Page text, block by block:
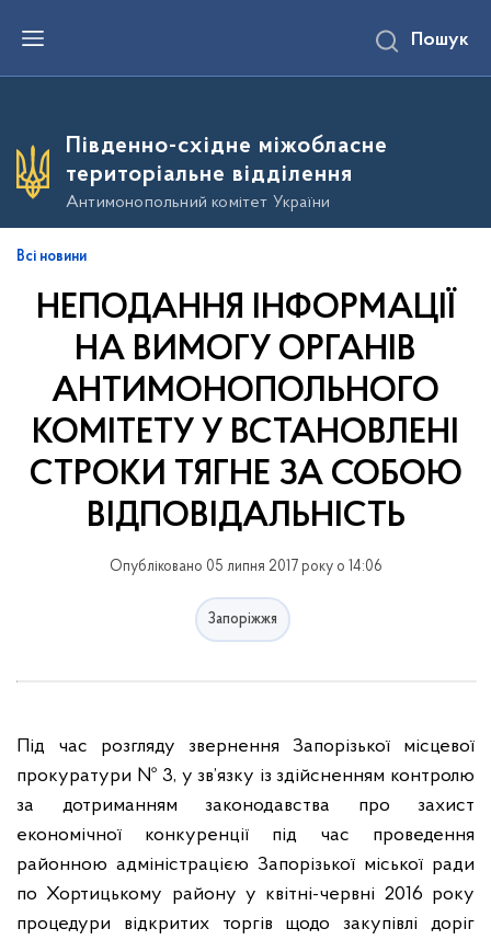
е
о
о
в
Пошук
Південно-східне міжобласне
територіальне відділення
Антимонопольний комітет України
Всі новини
НЕПОДАННЯ ІНФОРМАЦІЇ
НА ВИМОГУ ОРГАНІВ
АНТИМОНОПОЛЬНОГО
КОМІТЕТУ У ВСТАНОВЛЕНІ
СТРОКИ ТЯГНЕ ЗА СОБОЮ
ВІДПОВІДАЛЬНІСТЬ
Опубліковано 05 липня 2017 року о 14:06
Запоріжжя
Під час
розгляду звернення Запорізької місцевої
прокуратури № 3, у зв’язку із здійсненням контролю
за дотриманням законодавства про захист
економічної конкуренції під час проведення
районною адміністрацією Запорізької міської ради
по Хортицькому району у квітні-червні 2016 року
процедури відкритих торгів щодо закупівлі доріг